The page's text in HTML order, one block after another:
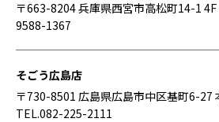
〒663-8204 兵庫県西宮市高松町14-1 4F
9588-1367
そごう広島店
〒730-8501 広島県広島市中区基町6-27
TEL.082-225-2111